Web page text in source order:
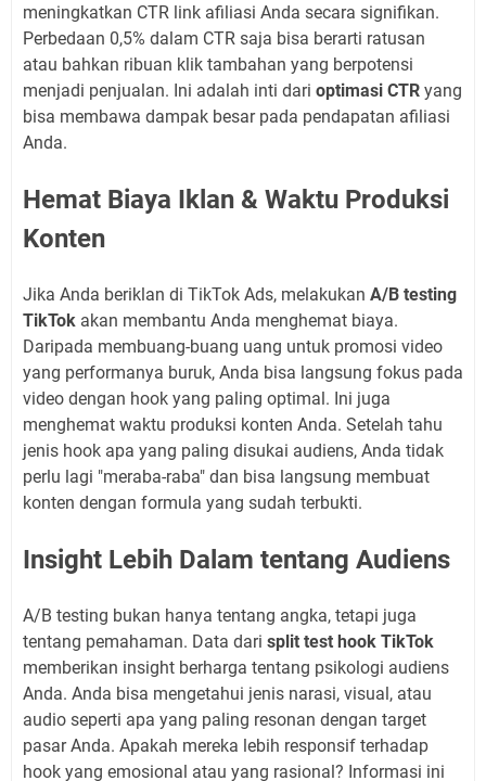
meningkatkan CTR link afiliasi Anda secara signifikan.
Perbedaan 0,5% dalam CTR saja bisa berarti ratusan
atau bahkan ribuan klik tambahan yang berpotensi
menjadi penjualan. Ini adalah inti dari optimasi CTR yang
bisa membawa dampak besar pada pendapatan afiliasi
Anda.
Hemat Biaya Iklan & Waktu Produksi
Konten
Jika Anda beriklan di TikTok Ads, melakukan A/B testing
TikTok akan membantu Anda menghemat biaya.
Daripada membuang-buang uang untuk promosi video
yang performanya buruk, Anda bisa langsung fokus pada
video dengan hook yang paling optimal. Ini juga
menghemat waktu produksi konten Anda. Setelah tahu
jenis hook apa yang paling disukai audiens, Anda tidak
perlu lagi "meraba-raba" dan bisa langsung membuat
konten dengan formula yang sudah terbukti.
Insight Lebih Dalam tentang Audiens
A/B testing bukan hanya tentang angka, tetapi juga
tentang pemahaman. Data dari split test hook TikTok
memberikan insight berharga tentang psikologi audiens
Anda. Anda bisa mengetahui jenis narasi, visual, atau
audio seperti apa yang paling resonan dengan target
pasar Anda. Apakah mereka lebih responsif terhadap
hook yang emosional atau yang rasional? Informasi ini